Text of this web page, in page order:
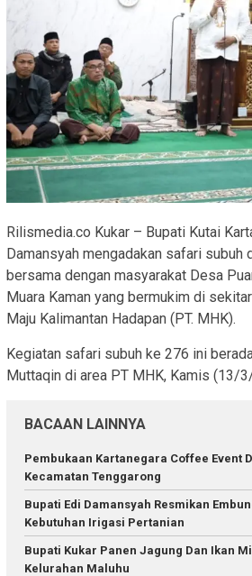
Rilismedia.co Kukar – Bupati Kutai
Damansyah mengadakan safari subuh
bersama dengan masyarakat Desa
Muara Kaman yang bermukim di
Maju Kalimantan Hadapan (PT. MHK).
Kegiatan safari subuh ke 276 ini
Muttaqin di area PT MHK, Kamis (13/
BACAAN LAINNYA
Pembukaan Kartanegara Coffee Event
Kecamatan Tenggarong
Bupati Edi Damansyah Resmikan
Kebutuhan Irigasi Pertanian
Bupati Kukar Panen Jagung Dan Ikan
Kelurahan Maluhu